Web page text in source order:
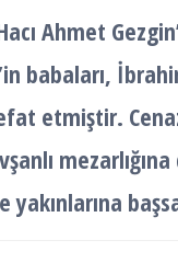
Ahmet
babaları,
etmiştir.